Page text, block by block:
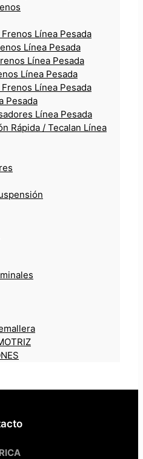
Línea Pesada
Línea Pesada
Línea Pesada
Línea Pesada
Línea Pesada
Pesada
Línea Pesada
Rápida / Tecalan Línea